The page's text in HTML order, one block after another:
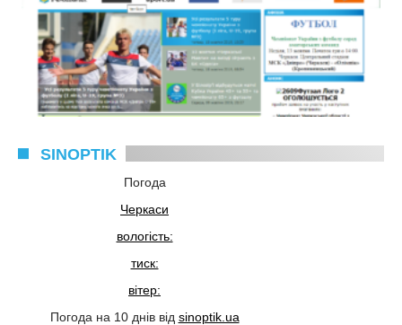
SINOPTIK
Погода
Черкаси
вологість:
тиск:
вітер:
Погода на 10 днів від sinoptik.ua